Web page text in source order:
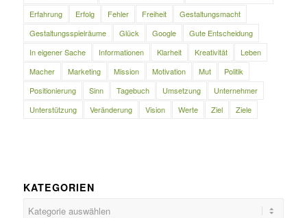
Erfahrung
Erfolg Fehler Freiheit
Gestaltungsmacht
Gestaltungsspielräume
Glück Google
Gute Entscheidung
In eigener Sache
Informationen Klarheit Kreativität
Leben
Macher
Marketing Mission Motivation Mut
Politik
Positionierung
Sinn Tagebuch Umsetzung
Unternehmer
Unterstützung
Veränderung Vision Werte Ziel Ziele
KATEGORIEN